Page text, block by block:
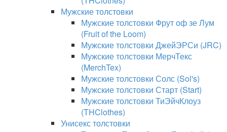
Мужские толстовки
Мужские толстовки Фрут оф зе Лум
(Fruit of the Loom)
Мужские толстовки ДжейЭРСи (JRC)
Мужские толстовки МерчТекс
(MerchTex)
Мужские толстовки Солс (Sol's)
Мужские толстовки Старт (Start)
Мужские толстовки ТиЭйчКлоуз
(THClothes)
Унисекс толстовки